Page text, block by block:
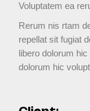
Voluptatem ea
Rerum nis rtam
repellat sit fugiat
libero dolorum
dolorum hic